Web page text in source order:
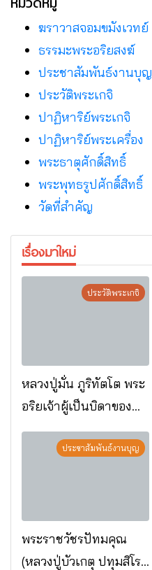
ฆราวาสจอมขมังเวทย์
ธรรมะพระอริยสงฆ์
ประชาสัมพันธ์งานบุญ
ประวัติพระเกจิ
ปาฏิหาริย์พระเกจิ
ปาฏิหาริย์พระเครื่อง
พระธาตุศักดิ์สิทธิ์
พระพุทธรูปศักดิ์สิทธิ์
วัดที่สําคัญ
เรื่องมาใหม่
ประวัติพระเกจิ
หลวงปู่มั่น ภูริทัตโต พระ
อริยเจ้าผู้เป็นบิดาของ
พระกรรมฐาน
ประชาสัมพันธ์งานบุญ
พระราชวัชรปัทมคุณ
(หลวงปู่บัวเกตุ ปทุมสิโร)